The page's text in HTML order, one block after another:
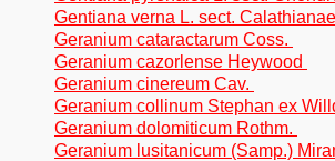
Gentiana verna L. sect. Calathianae
Geranium cataractarum Coss.
Geranium cazorlense Heywood
Geranium cinereum Cav.
Geranium collinum Stephan ex
Geranium dolomiticum Rothm.
Geranium lusitanicum (Samp.)